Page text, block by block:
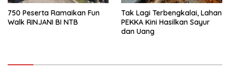
750 Peserta Ramaikan Fun
Walk RINJANI BI NTB
Tak Lagi Terbengkalai, Lahan
PEKKA Kini Hasilkan Sayur
dan Uang